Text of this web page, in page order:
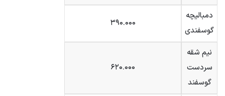
دمبالیچه
گوسفندی
۳۹۰.۰۰۰
نیم شقه
سردست
گوسفند
۶۲۰.۰۰۰